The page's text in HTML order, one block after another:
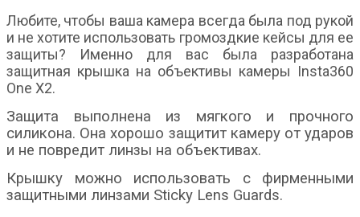
Любите, чтобы ваша камера всегда была под рукой
и не хотите использовать громоздкие кейсы для ее
защиты? Именно для вас была разработана
защитная крышка на объективы камеры Insta360
One X2.
Защита выполнена из мягкого и прочного
силикона. Она хорошо защитит камеру от ударов
и не повредит линзы на объективах.
Крышку можно использовать с фирменными
защитными линзами Sticky Lens Guards.